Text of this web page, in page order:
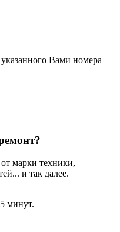
Вами номера
марки техники,
и так далее.
минут.